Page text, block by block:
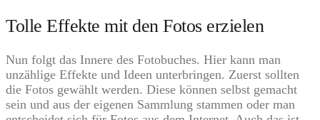
Tolle Effekte mit den Fotos erzielen
Nun folgt das Innere des Fotobuches. Hier kann man
unzählige Effekte und Ideen unterbringen. Zuerst sollten
die Fotos gewählt werden. Diese können selbst gemacht
sein und aus der eigenen Sammlung stammen oder man